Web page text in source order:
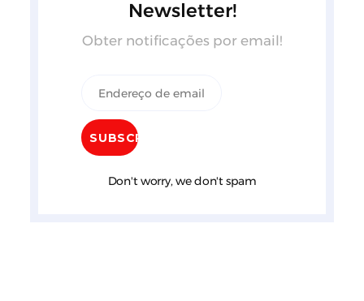
Newsletter!
Obter notificações por email!
Don't worry, we don't spam